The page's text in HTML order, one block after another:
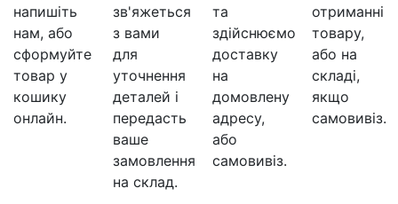
напишіть
нам, або
сформуйте
товар у
кошику
онлайн.
зв'яжеться
з вами
для
уточнення
деталей і
передасть
ваше
замовлення
на склад.
та
здійснюємо
доставку
на
домовлену
адресу,
або
самовивіз.
отриманні
товару,
або на
складі,
якщо
самовивіз.